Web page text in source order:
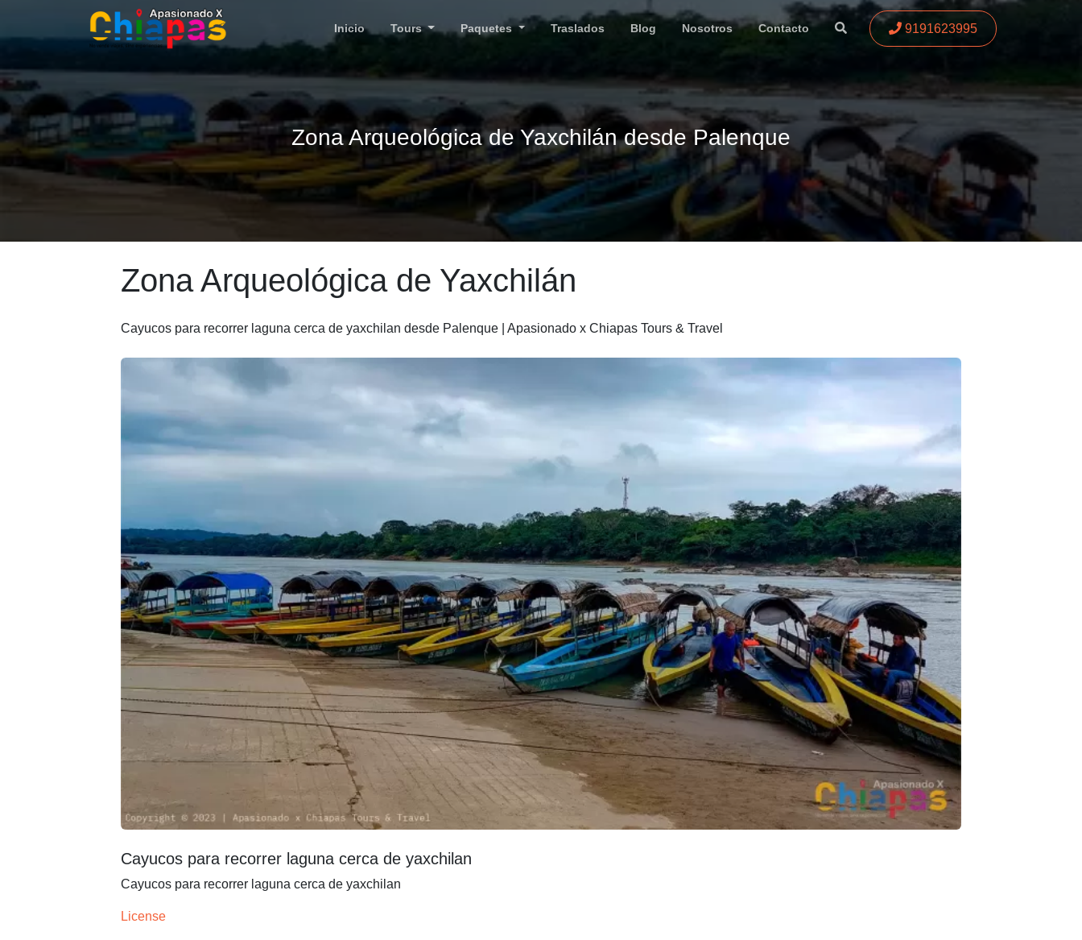
Inicio Tours Paquetes Traslados Blog Nosotros Contacto 9191623995
Zona Arqueológica de Yaxchilán desde Palenque
Zona Arqueológica de Yaxchilán
Cayucos para recorrer laguna cerca de yaxchilan desde Palenque | Apasionado x Chiapas Tours & Travel
Cayucos para recorrer laguna cerca de yaxchilan
Cayucos para recorrer laguna cerca de yaxchilan
License